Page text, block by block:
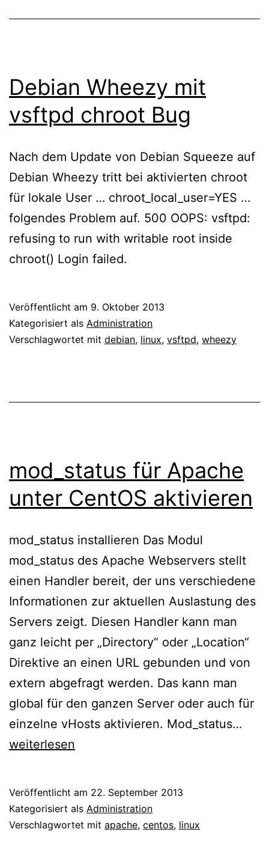
Debian Wheezy mit
vsftpd chroot Bug
Nach dem Update von Debian Squeeze auf
Debian Wheezy tritt bei aktivierten chroot
für lokale User … chroot_local_user=YES …
folgendes Problem auf. 500 OOPS: vsftpd:
refusing to run with writable root inside
chroot() Login failed.
Veröffentlicht am 9. Oktober 2013
Kategorisiert als Administration
Verschlagwortet mit debian, linux, vsftpd, wheezy
mod_status für Apache
unter CentOS aktivieren
mod_status installieren Das Modul
mod_status des Apache Webservers stellt
einen Handler bereit, der uns verschiedene
Informationen zur aktuellen Auslastung des
Servers zeigt. Diesen Handler kann man
ganz leicht per „Directory“ oder „Location“
Direktive an einen URL gebunden und von
extern abgefragt werden. Das kann man
global für den ganzen Server oder auch für
einzelne vHosts aktivieren. Mod_status…
weiterlesen
Veröffentlicht am 22. September 2013
Kategorisiert als Administration
Verschlagwortet mit apache, centos, linux